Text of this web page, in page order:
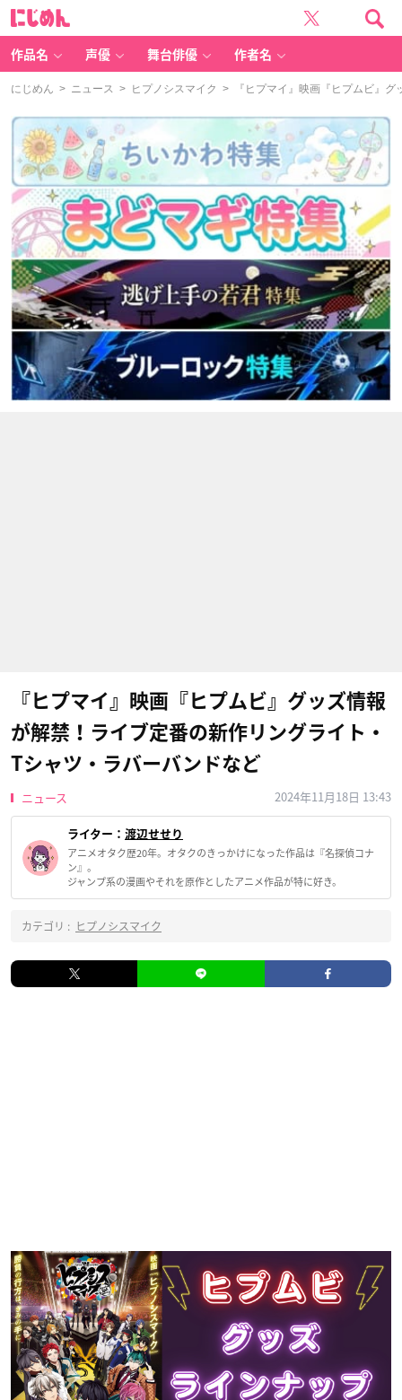
作品名 声優 舞台俳優 作者名
にじめん > ニュース > ヒプノシスマイク > 『ヒプマイ』映画『ヒプムビ』グ
『ヒプマイ』映画『ヒプムビ』グッズ情報
が解禁！ライブ定番の新作リングライト・
Tシャツ・ラバーバンドなど
ニュース 2024年11月18日 13:43
ライター： 渡辺せせり
アニメオタク歴20年。オタクのきっかけになった作品は『名探偵コナ
ン』。
ジャンプ系の漫画やそれを原作としたアニメ作品が特に好き。
カテゴリ : ヒプノシスマイク